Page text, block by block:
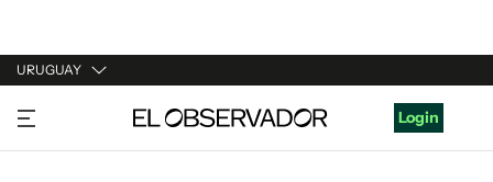
URUGUAY
URUGUAY
ARGENTINA
Login